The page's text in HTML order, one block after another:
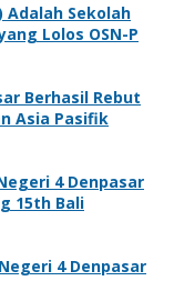
Adalah Sekolah
Lolos OSN-P
Berhasil Rebut
Asia Pasifik
4 Denpasar
15th Bali
4 Denpasar